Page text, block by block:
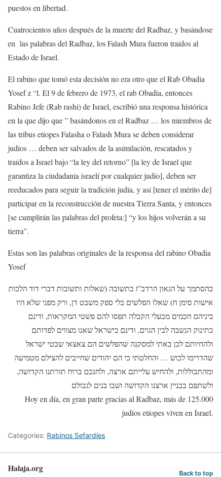
puestos en libertad.
Cuatrocientos años después de la muerte del Radbaz, y basándose
en las palabras del Radbaz, los Falash Mura fueron traídos al
Estado de Israel.
El rabino que tomó esta decisión no era otro que el Rab Obadia
Yosef z “l. El 9 de febrero de 1973, el rab Obadia, entonces
Rabino Jefe (Rab rashi) de Israel, escribió una responsa histórica
en la que dijo que ” basándonos en el Radbaz … los miembros de
las tribus etíopes Falasha o Falash Mura se deben considerar
judíos … deben ser salvados de la asimilación, rescatados y
traídos a Israel bajo “la ley del retorno” [la ley de Israel que
garantiza la ciudadanía israelí por cualquier judío], deben ser
reeducados para seguir la tradición judía, y así [tener el mérito de]
participar en la reconstrucción de nuestra Tierra Santa, y entonces
[se cumplirán las palabras del profeta:] “y los hijos volverán a su
tierra”.
Estas son las palabras originales de la responsa del rabino Obadia
Yosef
בהסתמך על הגאון הרדב”ז בתשובה (שאלות ותשובות דברי דוד הלכות
אישות סימן ח) שאלו הפלשים בלי ספק משבט דן, ורק מפני שלא היו
ביניהם חכמים מבעלי הקבלה תפסו להם פשטי המקראות, ודינם
כתינוק הנשבה לבין הגוים, ודינם כישראל שאנו מצווים לפדותם
ולהחיותם לכן באתי למסקנה שהפלשים הם צאצאי שבטי ישראל
שהדרימו לכוש … והחלטתי כי הם יהודים שחייבים להצילם מטמיעה
ומהתבוללות, ולהחיש עלייתם ארצה, ולחנכם ברוח תורתנו הקדושה,
ולשתפם בבניין ארצנו הקדושה ושבו בנים לגבולם
Hoy en día, en gran parte gracias al Radbaz, más de 125.000
judíos etíopes viven en Israel.
Categories: Rabinos Sefardíes
Halaja.org Back to top